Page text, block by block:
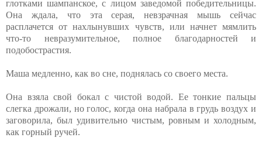
глотками шампанское, с лицом заведомой победительницы.
Она ждала, что эта серая, невзрачная мышь сейчас
расплачется от нахлынувших чувств, или начнет мямлить
что-то невразумительное, полное благодарностей и
подобострастия.
Маша медленно, как во сне, поднялась со своего места.
Она взяла свой бокал с чистой водой. Ее тонкие пальцы
слегка дрожали, но голос, когда она набрала в грудь воздух и
заговорила, был удивительно чистым, ровным и холодным,
как горный ручей.